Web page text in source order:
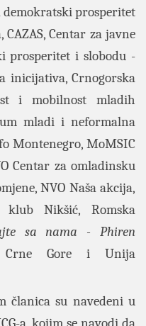
demokratski prosperitet
Centar za javne
prosperitet i slobodu -
inicijativa, Crnogorska
i mobilnost mladih
mladi i neformalna
Montenegro, MoMSIC
Centar za omladinsku
NVO Naša akcija,
klub Nikšić, Romska
sa nama - Phiren
Crne Gore i Unija
članica su navedeni u